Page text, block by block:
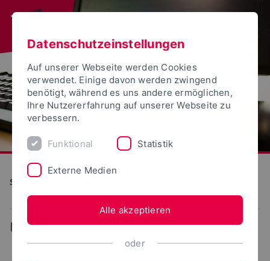
S(kim) - Service Kommunikation Information Medien
... WebPortale
Datenschutzeinstellungen
Auf unserer Webseite werden Cookies
verwendet. Einige davon werden zwingend
benötigt, während es uns andere ermöglichen,
Ihre Nutzererfahrung auf unserer Webseite zu
verbessern.
Funktional Statistik
Externe Medien
Alle akzeptieren
oder